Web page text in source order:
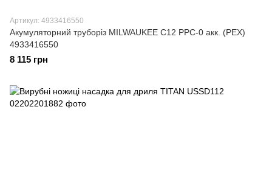
Артикул: 4933416550
Акумуляторний труборіз MILWAUKEE C12 PPC-0 акк. (РЕХ)
4933416550
8 115 грн